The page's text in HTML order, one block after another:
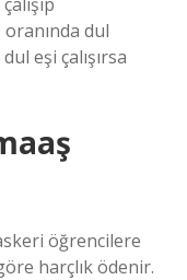
oranında dul
eşi çalışırsa
öğrencilere
harçlık ödenir.